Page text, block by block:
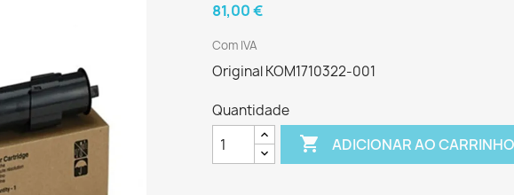
81,00 €
Com IVA
Original KOM1710322-001
Quantidade
 ADICIONAR AO CARRINHO